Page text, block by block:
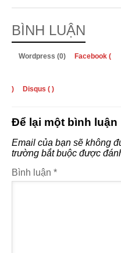
BÌNH LUẬN
Wordpress (0) Facebook (
) Disqus ( )
Để lại một bình luận
Email của bạn sẽ không
trường bắt buộc được
Bình luận *